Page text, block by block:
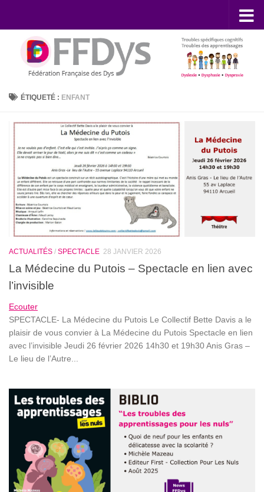
ÉTIQUETÉ : ENFANT
ACTUALITÉS / SPECTACLE 28 JANVIER 2026
La Médecine du Putois – Spectacle en lien avec
l’invisible
Ecouter
SPECTACLE- La Médecine du Putois Le Collectif Bette Davis a le
plaisir de vous convier à La Médecine du Putois Spectacle en lien
avec l’invisible Jeudi 26 février 2026 14h30 et 19h30 Anis Gras –
Le lieu de l’Autre...